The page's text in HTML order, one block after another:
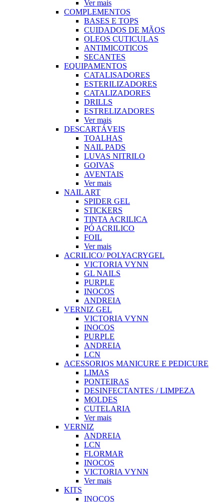
Ver mais
COMPLEMENTOS
BASES E TOPS
CUIDADOS DE MÃOS
OLEOS CUTICULAS
ANTIMICOTICOS
SECANTES
EQUIPAMENTOS
CATALISADORES
ESTERILIZADORES
CATALIZADORES
DRILLS
ESTRELIZADORES
Ver mais
DESCARTÁVEIS
TOALHAS
NAIL PADS
LUVAS NITRILO
GOIVAS
AVENTAIS
Ver mais
NAIL ART
SPIDER GEL
STICKERS
TINTA ACRILICA
PÓ ACRILICO
FOIL
Ver mais
ACRILICO/ POLYACRYGEL
VICTORIA VYNN
GL NAILS
PURPLE
INOCOS
ANDREIA
VERNIZ GEL
VICTORIA VYNN
INOCOS
PURPLE
ANDREIA
LCN
ACESSORIOS MANICURE E PEDICURE
LIMAS
PONTEIRAS
DESINFECTANTES / LIMPEZA
MOLDES
CUTELARIA
Ver mais
VERNIZ
ANDREIA
LCN
FLORMAR
INOCOS
VICTORIA VYNN
Ver mais
KITS
INOCOS